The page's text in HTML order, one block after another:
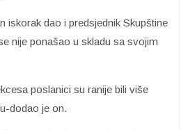
iskorak dao i predsjednik Skupštine
nije ponašao u skladu sa svojim
poslanici su ranije bili više
dodao je on.